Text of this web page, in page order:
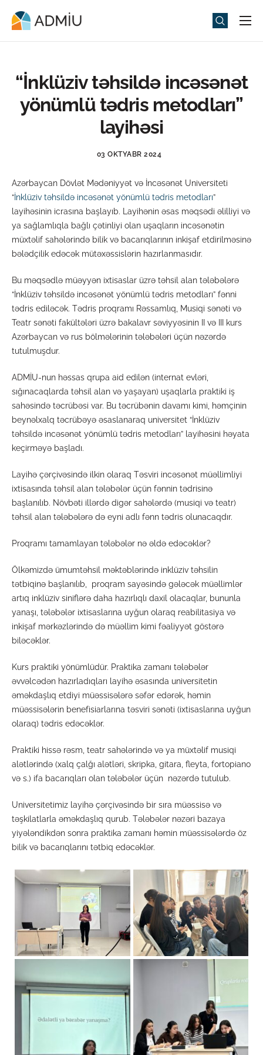
Universitet
Media
Tədbirlər
ADMIU Sİ
eMağaza
“İnklüziv təhsildə incəsənət
yönümlü tədris metodları”
layihəsi
03 OKTYABR 2024
Azərbaycan Dövlət Mədəniyyət və İncəsənət Universiteti
“İnklüziv təhsildə incəsənət yönümlü tədris metodları”
layihəsinin icrasına başlayıb. Layihənin əsas məqsədi əlilliyi və
ya sağlamlıqla bağlı çətinliyi olan uşaqların incəsənətin
müxtəlif sahələrində bilik və bacarıqlarının inkişaf etdirilməsinə
bələdçilik edəcək mütəxəssislərin hazırlanmasıdır.
Bu məqsədlə müəyyən ixtisaslar üzrə təhsil alan tələbələrə
“İnklüziv təhsildə incəsənət yönümlü tədris metodları” fənni
tədris ediləcək. Tədris proqramı Rəssamlıq, Musiqi sənəti və
Teatr sənəti fakültələri üzrə bakalavr səviyyəsinin II və III kurs
Azərbaycan və rus bölmələrinin tələbələri üçün nəzərdə
tutulmuşdur.
ADMİU-nun həssas qrupa aid edilən (internat evləri,
sığınacaqlarda təhsil alan və yaşayan) uşaqlarla praktiki iş
sahəsində təcrübəsi var. Bu təcrübənin davamı kimi, həmçinin
beynəlxalq təcrübəyə əsaslanaraq universitet “İnklüziv
təhsildə incəsənət yönümlü tədris metodları” layihəsini həyata
keçirməyə başladı.
Layihə çərçivəsində ilkin olaraq Təsviri incəsənət müəllimliyi
ixtisasında təhsil alan tələbələr üçün fənnin tədrisinə
başlanılıb. Növbəti illərdə digər sahələrdə (musiqi və teatr)
təhsil alan tələbələrə də eyni adlı fənn tədris olunacaqdır.
Proqramı tamamlayan tələbələr nə əldə edəcəklər?
Ölkəmizdə ümumtəhsil məktəblərində inklüziv təhsilin
tətbiqinə başlanılıb, proqram sayəsində gələcək müəllimlər
artıq inklüziv siniflərə daha hazırlıqlı daxil olacaqlar, bununla
yanaşı, tələbələr ixtisaslarına uyğun olaraq reabilitasiya və
inkişaf mərkəzlərində də müəllim kimi fəaliyyət göstərə
biləcəklər.
Kurs praktiki yönümlüdür. Praktika zamanı tələbələr
əvvəlcədən hazırladıqları layihə əsasında universitetin
əməkdaşlıq etdiyi müəssisələrə səfər edərək, həmin
müəssisələrin benefisiarlarına təsviri sənəti (ixtisaslarına uyğun
olaraq) tədris edəcəklər.
Praktiki hissə rəsm, teatr sahələrində və ya müxtəlif musiqi
alətlərində (xalq çalğı alətləri, skripka, gitara, fleyta, fortopiano
və s.) ifa bacarıqları olan tələbələr üçün nəzərdə tutulub.
Universitetimiz layihə çərçivəsində bir sıra müəssisə və
təşkilatlarla əməkdaşlıq qurub. Tələbələr nəzəri bazaya
yiyələndikdən sonra praktika zamanı həmin müəssisələrdə öz
bilik və bacarıqlarını tətbiq edəcəklər.